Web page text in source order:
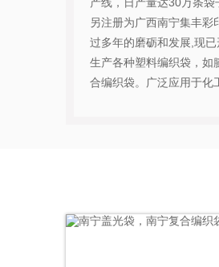
另注册为广西南宁集丰
过多年的磨砺和发展,现
生产各种塑料编织袋，如
合编织袋。广泛应用于化